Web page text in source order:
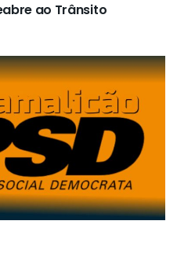
ao Trânsito